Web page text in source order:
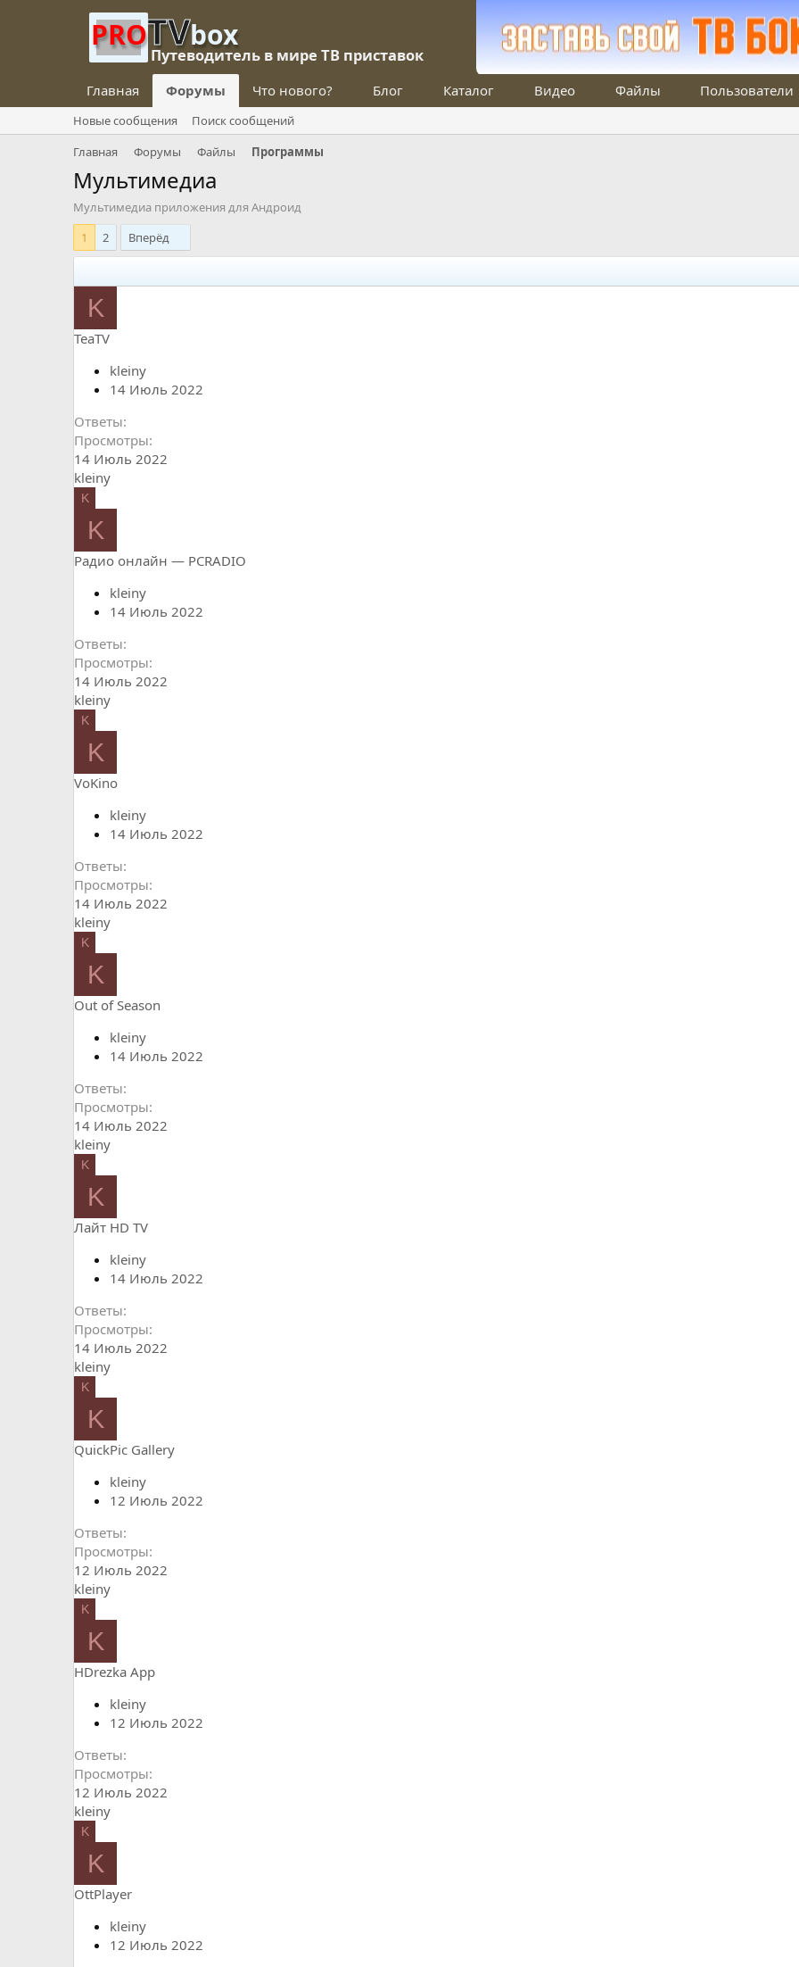
PROTVbox
Путеводитель в мире ТВ приставок
Главная Форумы Что нового? Блог Каталог Видео Файлы Пользователи
Новые сообщения
Поиск сообщений
Главная
Форумы Файлы Программы
Мультимедиа
Мультимедиа приложения для Андроид
1
2 Вперёд
K
TeaTV
kleiny
14 Июль 2022
Ответы
Просмотры
14 Июль 2022
kleiny
K
K
Радио онлайн — PCRADIO
kleiny
14 Июль 2022
Ответы
Просмотры
14 Июль 2022
kleiny
K
K
VoKino
kleiny
14 Июль 2022
Ответы
Просмотры
14 Июль 2022
kleiny
K
K
Out of Season
kleiny
14 Июль 2022
Ответы
Просмотры
14 Июль 2022
kleiny
K
K
Лайт HD TV
kleiny
14 Июль 2022
Ответы
Просмотры
14 Июль 2022
kleiny
K
K
QuickPic Gallery
kleiny
12 Июль 2022
Ответы
Просмотры
12 Июль 2022
kleiny
K
K
HDrezka App
kleiny
12 Июль 2022
Ответы
Просмотры
12 Июль 2022
kleiny
K
K
OttPlayer
kleiny
12 Июль 2022